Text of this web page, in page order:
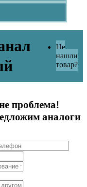
Не
нашли
товар?
проблема!
аналоги